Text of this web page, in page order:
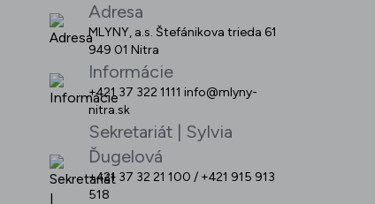
Podujatia
Adresa
MLYNY, a.s. Štefánikova trieda 61
949 01 Nitra
Informácie
+421 37 322 1111 info@mlyny-
nitra.sk
Sekretariát | Sylvia
Ďugelová
+421 37 32 21 100 / +421 915 913
518